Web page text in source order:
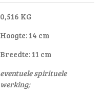
0,516 KG
Hoogte: 14 cm
Breedte: 11 cm
eventuele spirituele
werking;